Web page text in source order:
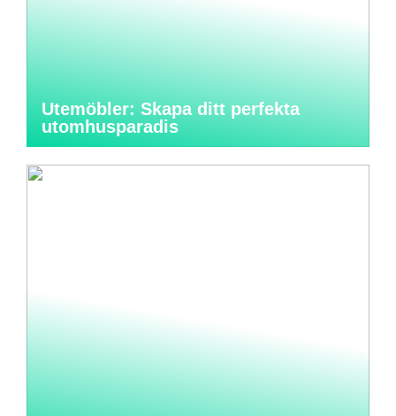
Utemöbler: Skapa ditt perfekta
utomhusparadis